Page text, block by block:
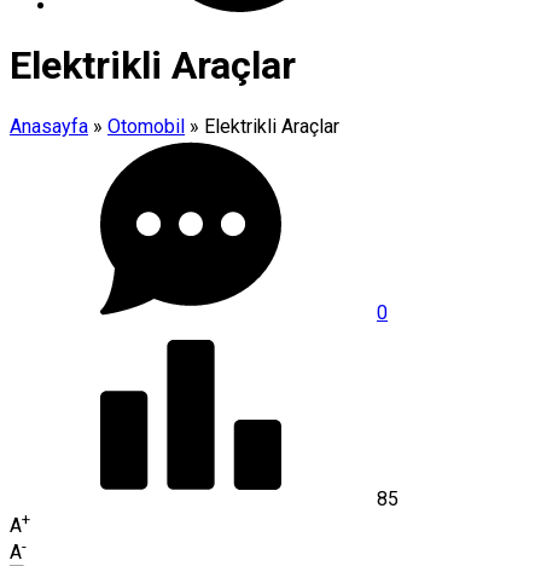
Elektrikli Araçlar
Anasayfa » Otomobil » Elektrikli Araçlar
0
85
A+
A-